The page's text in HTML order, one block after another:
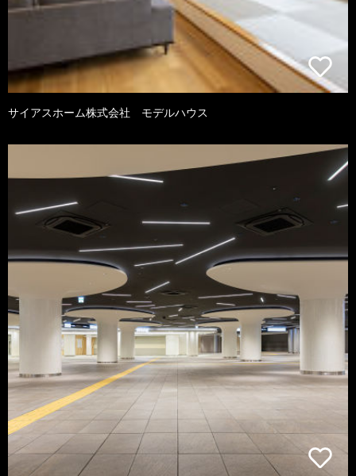
サイアスホーム株式会社 モデルハウス